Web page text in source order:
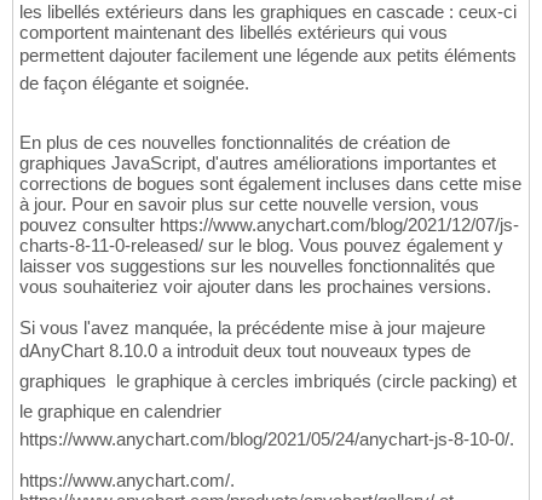
les libellés extérieurs dans les graphiques en cascade : ceux-ci
comportent maintenant des libellés extérieurs qui vous
permettent dajouter facilement une légende aux petits éléments
de façon élégante et soignée.
En plus de ces nouvelles fonctionnalités de création de
graphiques JavaScript, d'autres améliorations importantes et
corrections de bogues sont également incluses dans cette mise
à jour. Pour en savoir plus sur cette nouvelle version, vous
pouvez consulter https://www.anychart.com/blog/2021/12/07/js-
charts-8-11-0-released/ sur le blog. Vous pouvez également y
laisser vos suggestions sur les nouvelles fonctionnalités que
vous souhaiteriez voir ajouter dans les prochaines versions.
Si vous l'avez manquée, la précédente mise à jour majeure
dAnyChart 8.10.0 a introduit deux tout nouveaux types de
graphiques  le graphique à cercles imbriqués (circle packing) et
le graphique en calendrier 
https://www.anychart.com/blog/2021/05/24/anychart-js-8-10-0/.
https://www.anychart.com/.